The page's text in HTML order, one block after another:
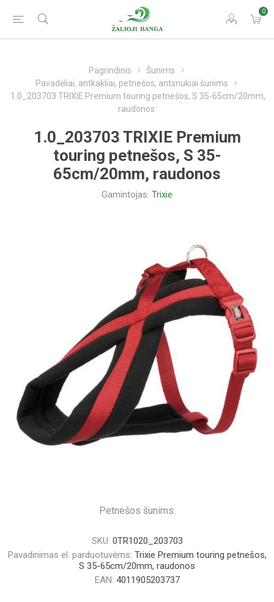
0
Pagrindinis
Šunims
Pavadėliai, antkakliai, petnešos, antsnukiai šunims
1.0_203703 TRIXIE Premium touring petnešos, S 35-65cm/20mm,
raudonos
1.0_203703 TRIXIE Premium
touring petnešos, S 35-
65cm/20mm, raudonos
Gamintojas: Trixie
Petnešos šunims.
SKU: 0TR1020_203703
Pavadinimas el. parduotuvėms: Trixie Premium touring petnešos,
S 35-65cm/20mm, raudonos
EAN: 4011905203737